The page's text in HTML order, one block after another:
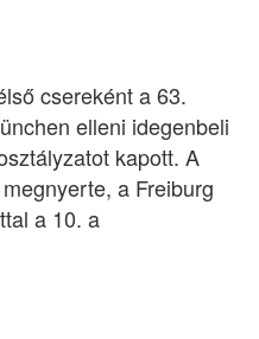
csereként a 63.
elleni idegenbeli
kapott. A
a Freiburg
a 10. a